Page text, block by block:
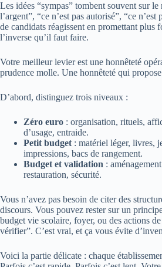
Les idées “sympas” tombent souvent sur
l’argent”, “ce n’est pas autorisé”, “ce
de candidats réagissent en promettant plus
l’inverse qu’il faut faire.
Votre meilleur levier est une honnêteté
prudence molle. Une honnêteté qui
D’abord, distinguez trois niveaux :
Zéro euro : organisation, rituels,
d’usage, entraide.
Petit budget: matériel léger, livres,
impressions, bacs de rangement.
Budget et validation :
restauration, sécurité.
Vous n’avez pas besoin de citer des
discours. Vous pouvez rester sur un
budget vie scolaire, foyer, ou des actions
vérifier”. C’est vrai, et ça vous évite
Voici la partie délicate : chaque